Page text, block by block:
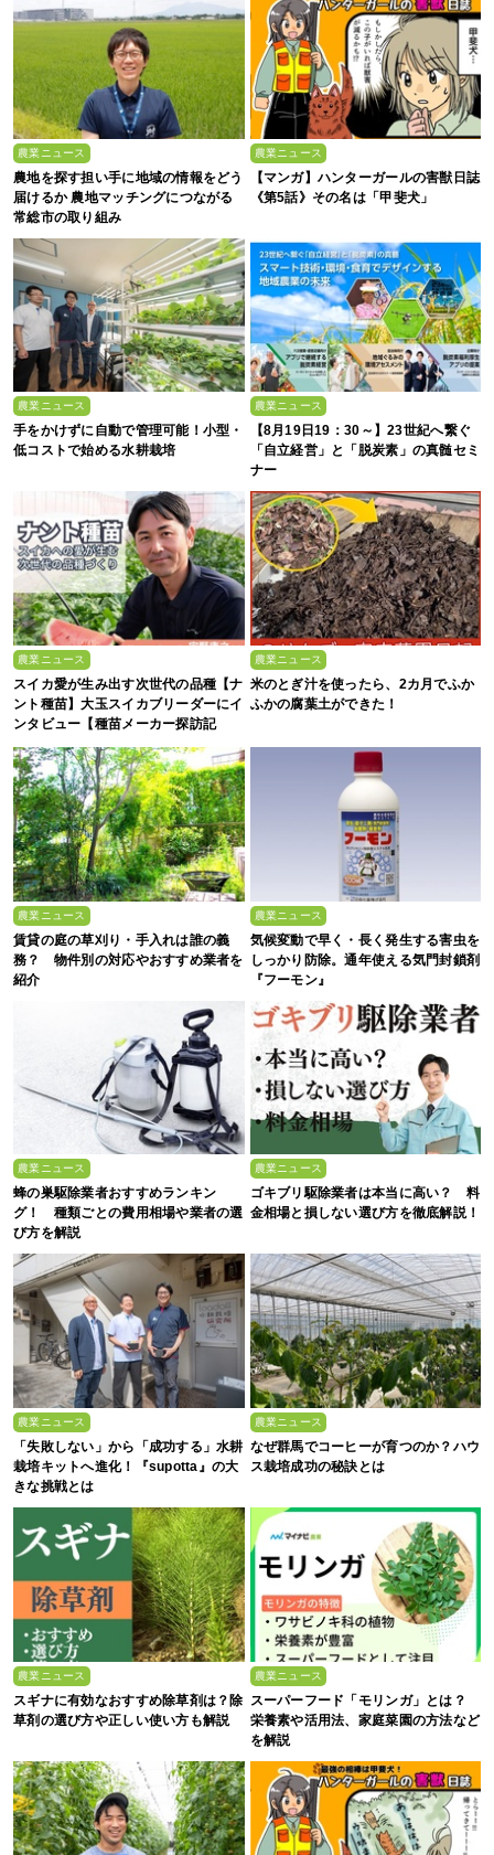
農業ニュース
農地を探す担い手に地域の情報をどう
届けるか 農地マッチングにつながる
常総市の取り組み
農業ニュース
【マンガ】ハンターガールの害獣日誌
《第5話》その名は「甲斐犬」
農業ニュース
手をかけずに自動で管理可能！小型・
低コストで始める水耕栽培
農業ニュース
【8月19日19：30～】23世紀へ繋ぐ
「自立経営」と「脱炭素」の真髄セミ
ナー
農業ニュース
スイカ愛が生み出す次世代の品種【ナ
ント種苗】大玉スイカブリーダーにイ
ンタビュー【種苗メーカー探訪記
Vol.4】
農業ニュース
米のとぎ汁を使ったら、2カ月でふか
ふかの腐葉土ができた！
農業ニュース
賃貸の庭の草刈り・手入れは誰の義
務？ 物件別の対応やおすすめ業者を
紹介
農業ニュース
気候変動で早く・長く発生する害虫を
しっかり防除。通年使える気門封鎖剤
『フーモン』
農業ニュース
蜂の巣駆除業者おすすめランキン
グ！ 種類ごとの費用相場や業者の選
び方を解説
農業ニュース
ゴキブリ駆除業者は本当に高い？ 料
金相場と損しない選び方を徹底解説！
農業ニュース
「失敗しない」から「成功する」水耕
栽培キットへ進化！『supotta』の大
きな挑戦とは
農業ニュース
なぜ群馬でコーヒーが育つのか？ハウ
ス栽培成功の秘訣とは
農業ニュース
スギナに有効なおすすめ除草剤は？除
草剤の選び方や正しい使い方も解説
農業ニュース
スーパーフード「モリンガ」とは？
栄養素や活用法、家庭菜園の方法など
を解説